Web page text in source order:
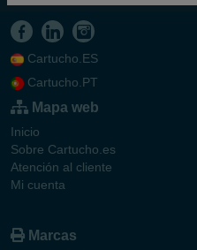
Cartucho.ES
Cartucho.PT
Mapa web
Inicio
Sobre Cartucho.es
Atención al cliente
Mi cuenta
Marcas